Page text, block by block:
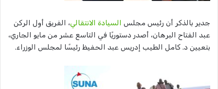
جدير بالذكر أن رئيس مجلس السيادة الانتقالي، الفريق أول الركن
عبد الفتاح البرهان، أصدر دستوريًا في التاسع عشر من مايو الجاري،
بتعيين د. كامل الطيب إدريس عبد الحفيظ رئيسًا لمجلس الوزراء.